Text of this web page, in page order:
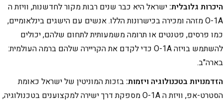
היכרות גלובלית: ישראל היא כבר שנים רבות מקור לחדשנות, וויזת ה
O-1A מזהה ומכירה בכישרונות הללו. אנשים עם הישגים בינלאומיים,
כמו פרסים, פטנטים או תרומה משמעותית לתחום שלהם, יכולים
להשתמש בויזה O-1A כדי לקדם את הקריירה שלהם ברמה העולמית:
בארה"ב.
הזדמנויות בטכנולוגיה ויזמות: בזכות המוניטין של ישראל כאומת
הסטרט-אפ, וויזת ה O-1A מספקת דרך ישירה למקצוענים בטכנולוגיה,